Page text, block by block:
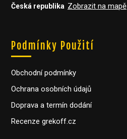
Česká republika Zobrazit na mapě
Podmínky Použití
Obchodní podmínky
Ochrana osobních údajů
Doprava a termín dodání
Recenze grekoff.cz